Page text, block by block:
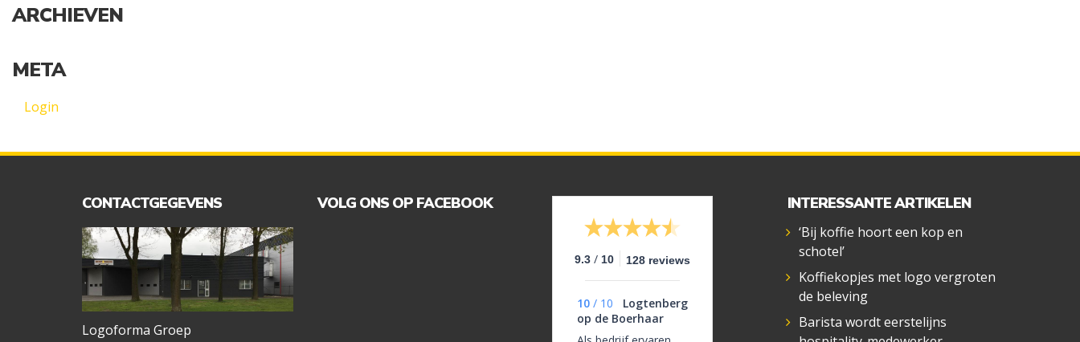
ARCHIEVEN
META
Login
CONTACTGEGEVENS
Logoforma Groep
VOLG ONS OP FACEBOOK
9.3 / 10 128 reviews
10 / 10
Logtenberg
op de Boerhaar
INTERESSANTE ARTIKELEN
‘Bij koffie hoort een kop en
schotel’
Koffiekopjes met logo vergroten
de beleving
Barista wordt eerstelijns